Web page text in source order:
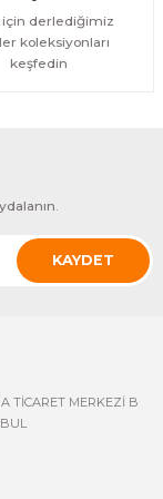
için derlediğimiz
koleksiyonları
keşfedin
KAYDET
TİCARET MERKEZİ B